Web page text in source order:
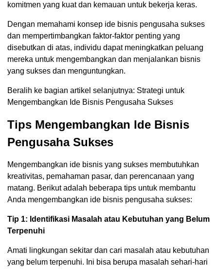
komitmen yang kuat dan kemauan untuk bekerja keras.
Dengan memahami konsep ide bisnis pengusaha sukses
dan mempertimbangkan faktor-faktor penting yang
disebutkan di atas, individu dapat meningkatkan peluang
mereka untuk mengembangkan dan menjalankan bisnis
yang sukses dan menguntungkan.
Beralih ke bagian artikel selanjutnya: Strategi untuk
Mengembangkan Ide Bisnis Pengusaha Sukses
Tips Mengembangkan Ide Bisnis
Pengusaha Sukses
Mengembangkan ide bisnis yang sukses membutuhkan
kreativitas, pemahaman pasar, dan perencanaan yang
matang. Berikut adalah beberapa tips untuk membantu
Anda mengembangkan ide bisnis pengusaha sukses:
Tip 1: Identifikasi Masalah atau Kebutuhan yang Belum
Terpenuhi
Amati lingkungan sekitar dan cari masalah atau kebutuhan
yang belum terpenuhi. Ini bisa berupa masalah sehari-hari